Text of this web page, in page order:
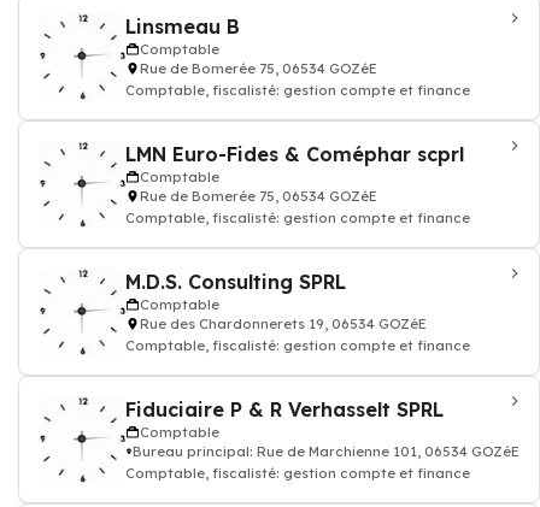
Linsmeau B
Comptable
Rue de Bomerée 75, 06534 GOZéE
Comptable, fiscalisté: gestion compte et finance
LMN Euro-Fides & Coméphar scprl
Comptable
Rue de Bomerée 75, 06534 GOZéE
Comptable, fiscalisté: gestion compte et finance
M.D.S. Consulting SPRL
Comptable
Rue des Chardonnerets 19, 06534 GOZéE
Comptable, fiscalisté: gestion compte et finance
Fiduciaire P & R Verhasselt SPRL
Comptable
Bureau principal: Rue de Marchienne 101, 06534 GOZéE
Comptable, fiscalisté: gestion compte et finance